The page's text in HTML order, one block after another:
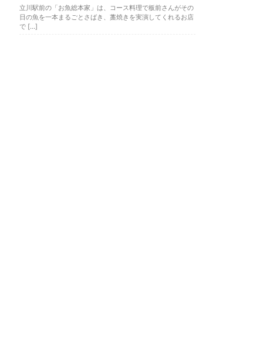
立川駅前の「お魚総本家」は、コース料理で板前さんがその
日の魚を一本まるごとさばき、藁焼きを実演してくれるお店
で […]